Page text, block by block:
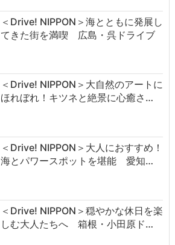
＜Drive! NIPPON＞海とともに発展し
てきた街を満喫 広島・呉ドライブ
＜Drive! NIPPON＞大自然のアートに
ほれぼれ！キツネと絶景に心癒さ…
＜Drive! NIPPON＞大人におすすめ！
海とパワースポットを堪能 愛知…
＜Drive! NIPPON＞穏やかな休日を楽
しむ大人たちへ 箱根・小田原ド…